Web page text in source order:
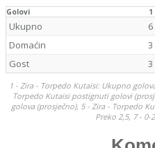
Golovi 1
Ukupno 6
Domaćin
3
Gost
3
1 - Zira - Torpedo Kutaisi: Ukupno
Torpedo Kutaisi postignuti golovi
golova (prosječno), 5 - Zira - Torpedo
Preko 2,5, 7 -